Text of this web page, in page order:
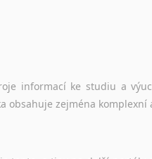
informací ke studiu a
obsahuje zejména komplexní